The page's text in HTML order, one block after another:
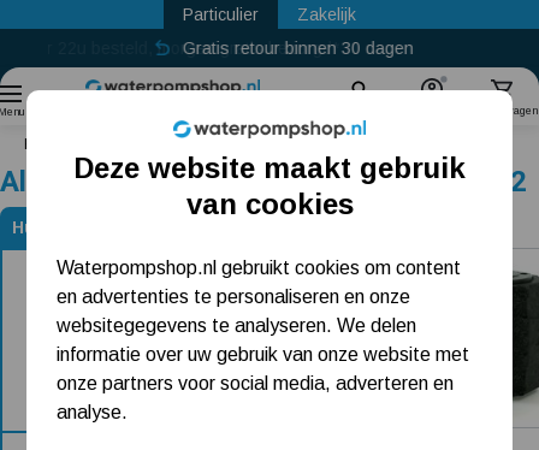
Particulier
Zakelijk
Gratis retour binnen 30 dagen
Winkelwagen
Populaire categorieën
Beregeningspomp
Hydrofoorpomp
Dompelpomp
Pompput
Alternatieven voor Wilo Stratos 32/1-12
Alternatieven voor Wilo Stratos 32/1-12
Huidig product
Deze website maakt gebruik
van cookies
Waterpompshop.nl gebruikt cookies om content
en advertenties te personaliseren en onze
websitegegevens te analyseren. We delen
informatie over uw gebruik van onze website met
onze partners voor social media, adverteren en
analyse.